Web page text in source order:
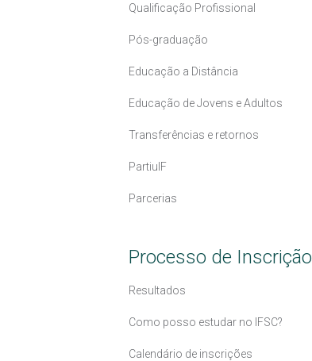
Qualificação Profissional
Pós-graduação
Educação a Distância
Educação de Jovens e Adultos
Transferências e retornos
PartiuIF
Parcerias
Processo de Inscrição
Resultados
Como posso estudar no IFSC?
Calendário de inscrições